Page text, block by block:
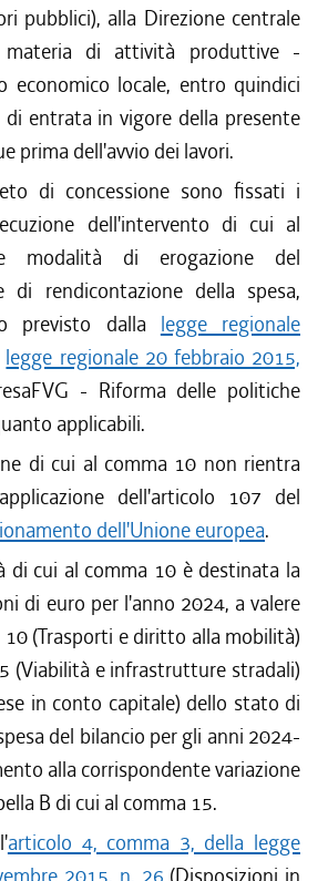
pubblici), alla Direzione centrale
materia di attività produttive -
economico locale, entro quindici
entrata in vigore della presente
prima dell'avvio dei lavori.
di concessione sono fissati i
dell'intervento di cui al
modalità di erogazione del
di rendicontazione della spesa,
previsto dalla legge regionale
legge regionale 20 febbraio 2015,
- Riforma delle politiche
applicabili.
di cui al comma 10 non rientra
dell'articolo 107 del
dell'Unione europea.
di cui al comma 10 è destinata la
di euro per l'anno 2024, a valere
(Trasporti e diritto alla mobilità)
(Viabilità e infrastrutture stradali)
in conto capitale) dello stato di
del bilancio per gli anni 2024-
alla corrispondente variazione
B di cui al comma 15.
articolo 4, comma 3, della legge